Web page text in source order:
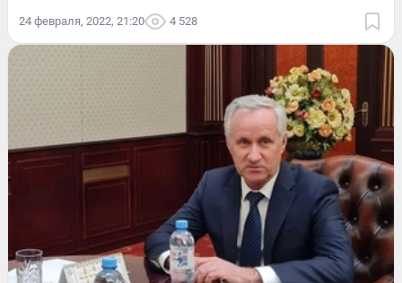
24 февраля, 2022, 21:20 4 528